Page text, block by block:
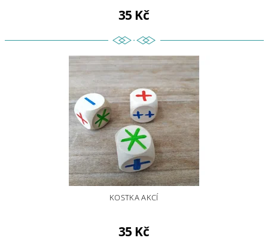
35 Kč
KOSTKA AKCÍ
35 Kč